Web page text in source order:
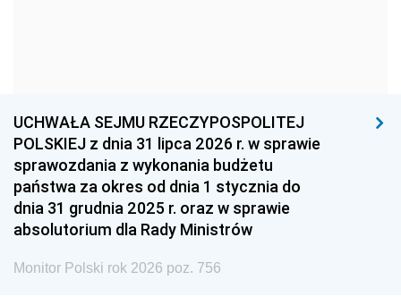
1939 1938 1937
1936 1930
UCHWAŁA SEJMU RZECZYPOSPOLITEJ
POLSKIEJ z dnia 31 lipca 2026 r. w sprawie
sprawozdania z wykonania budżetu
państwa za okres od dnia 1 stycznia do
dnia 31 grudnia 2025 r. oraz w sprawie
absolutorium dla Rady Ministrów
Monitor Polski rok 2026 poz. 756